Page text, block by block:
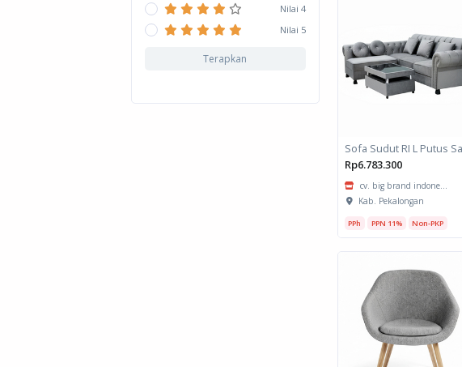
Nilai 4
Nilai 5
Terapkan
Rp6.783.300
cv. big brand indone...
Kab. Pekalongan
PPh PPN 11% Non-PKP